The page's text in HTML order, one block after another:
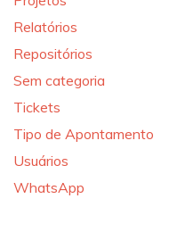
Relatórios
Repositórios
Sem categoria
Tickets
Tipo de Apontamento
Usuários
WhatsApp